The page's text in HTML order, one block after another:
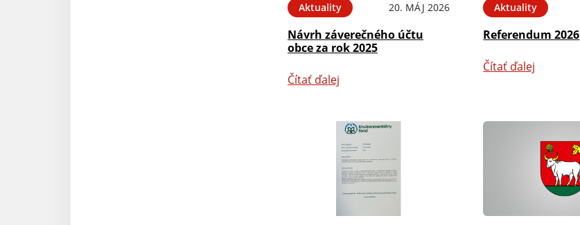
Aktuality 20. MÁJ 2026
Návrh záverečného účtu
obce za rok 2025
Čítať ďalej
Aktuality
Referendum 2026
Čítať ďalej